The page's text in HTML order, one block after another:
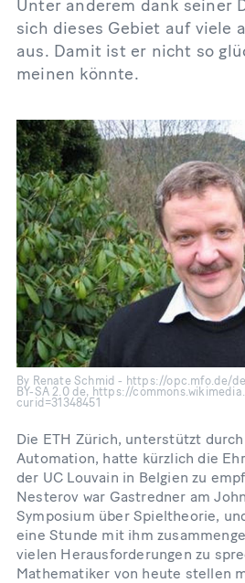
Unter anderem dank seiner
sich dieses Gebiet auf viele
aus. Damit ist er nicht so
meinen könnte.
By Renate Schmid - https://opc.mfo.de/
BY-SA 2.0 de, https://
curid=31348451
Die ETH Zürich, unterstützt durch
Automation, hatte kürzlich die
der UC Louvain in Belgien zu
Nesterov war Gastredner am
Symposium über Spieltheorie,
eine Stunde mit ihm
vielen Herausforderungen zu
Mathematiker von heute stellen